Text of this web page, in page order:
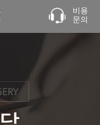
비용
문의